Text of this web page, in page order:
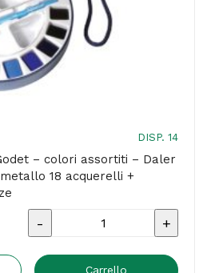
pennello
+
tavolozza
quantità
DISP. 14
– colori assortiti – Daler
18 acquerelli +
Acquerelli
Godet
Carrello